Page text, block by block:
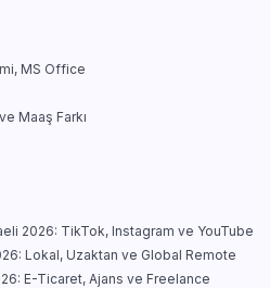
MS Office
Maaş Farkı
2026: TikTok, Instagram ve YouTube
Lokal, Uzaktan ve Global Remote
E-Ticaret, Ajans ve Freelance